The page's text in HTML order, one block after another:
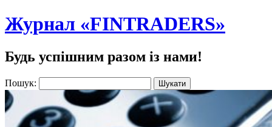
Журнал «FINTRADERS»
Будь успішним разом із нами!
Пошук: